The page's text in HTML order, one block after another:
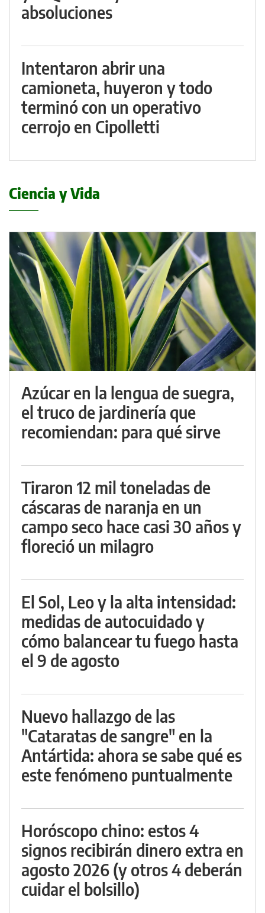
absoluciones
Intentaron abrir una
camioneta, huyeron y todo
terminó con un operativo
cerrojo en Cipolletti
Ciencia y Vida
Azúcar en la lengua de suegra,
el truco de jardinería que
recomiendan: para qué sirve
Tiraron 12 mil toneladas de
cáscaras de naranja en un
campo seco hace casi 30 años y
floreció un milagro
El Sol, Leo y la alta intensidad:
medidas de autocuidado y
cómo balancear tu fuego hasta
el 9 de agosto
Nuevo hallazgo de las
"Cataratas de sangre" en la
Antártida: ahora se sabe qué es
este fenómeno puntualmente
Horóscopo chino: estos 4
signos recibirán dinero extra en
agosto 2026 (y otros 4 deberán
cuidar el bolsillo)